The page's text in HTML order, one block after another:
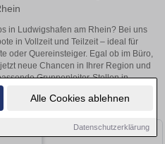
Alle Cookies ablehnen
Datenschutzerklärung
in Ludwigshafen am Rhein? Bei uns
in Vollzeit und Teilzeit – ideal für
oder Quereinsteiger. Egal ob im Büro,
neue Chancen in Ihrer Region und
Gruppenleiter-Stellen in
am Rhein!